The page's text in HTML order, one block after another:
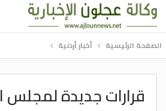
الصفحة الرئيسية أخبار أردنية
قرارات جديدة لمجلس